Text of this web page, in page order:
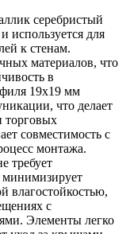
серебристый
используется для
к стенам.
материалов, что
в
19х19 мм
что делает
торговых
совместимость с
монтажа.
требует
минимизирует
влагостойкостью,
с
Элементы легко